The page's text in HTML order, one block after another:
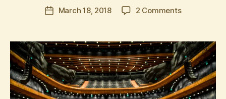
Post
author
ri
ti
k
o
s
PostMarch 18, 2018 2 Commentson
αξίζει
να
ακούσεις:
Intelligence
Squared